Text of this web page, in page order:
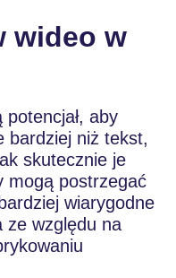
wideo w
aby
bardziej niż tekst,
skutecznie je
mogą postrzegać
wiarygodne
ze względu na